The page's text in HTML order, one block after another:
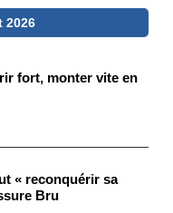
2026
fort, monter vite en
« reconquérir sa
Bru